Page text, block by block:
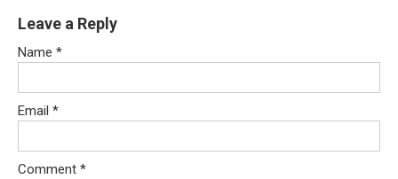
Leave a Reply
Name *
Email *
Comment *